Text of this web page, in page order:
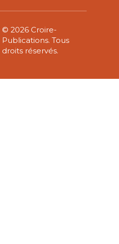
© 2026 Croire-
Publications. Tous
droits réservés.